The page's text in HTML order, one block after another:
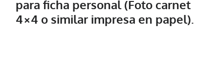
para ficha personal (Foto carnet
4×4 o similar impresa en papel).